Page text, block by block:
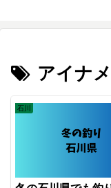
アイナメ
石川